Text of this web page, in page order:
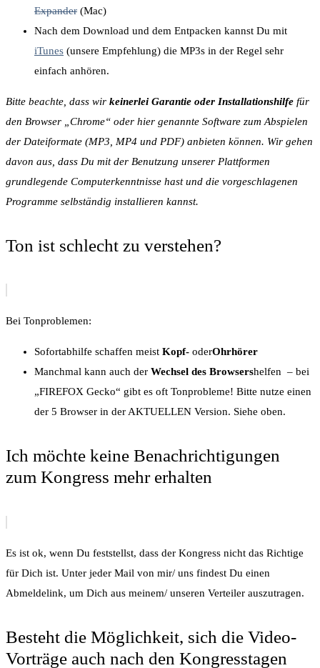
Expander (Mac)
Nach dem Download und dem Entpacken kannst Du mit
iTunes (unsere Empfehlung) die MP3s in der Regel sehr
einfach anhören.
Bitte beachte, dass wir keinerlei Garantie oder Installationshilfe für
den Browser „Chrome“ oder hier genannte Software zum Abspielen
der Dateiformate (MP3, MP4 und PDF) anbieten können. Wir gehen
davon aus, dass Du mit der Benutzung unserer Plattformen
grundlegende Computerkenntnisse hast und die vorgeschlagenen
Programme selbständig installieren kannst.
Ton ist schlecht zu verstehen?
Bei Tonproblemen:
Sofortabhilfe schaffen meist Kopf- oderOhrhörer
Manchmal kann auch der Wechsel des Browsershelfen – bei
„FIREFOX Gecko“ gibt es oft Tonprobleme! Bitte nutze einen
der 5 Browser in der AKTUELLEN Version. Siehe oben.
Ich möchte keine Benachrichtigungen
zum Kongress mehr erhalten
Es ist ok, wenn Du feststellst, dass der Kongress nicht das Richtige
für Dich ist. Unter jeder Mail von mir/ uns findest Du einen
Abmeldelink, um Dich aus meinem/ unseren Verteiler auszutragen.
Besteht die Möglichkeit, sich die Video-
Vorträge auch nach den Kongresstagen